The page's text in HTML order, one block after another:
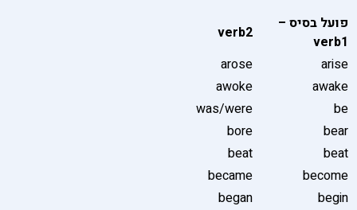
פועל בסיס –
verb1
verb2
arise
arose
awake
awoke
be
was/were
bear
bore
beat
beat
become
became
begin
began